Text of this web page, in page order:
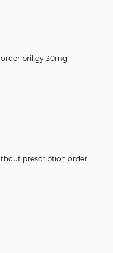
order priligy 30mg
prescription order